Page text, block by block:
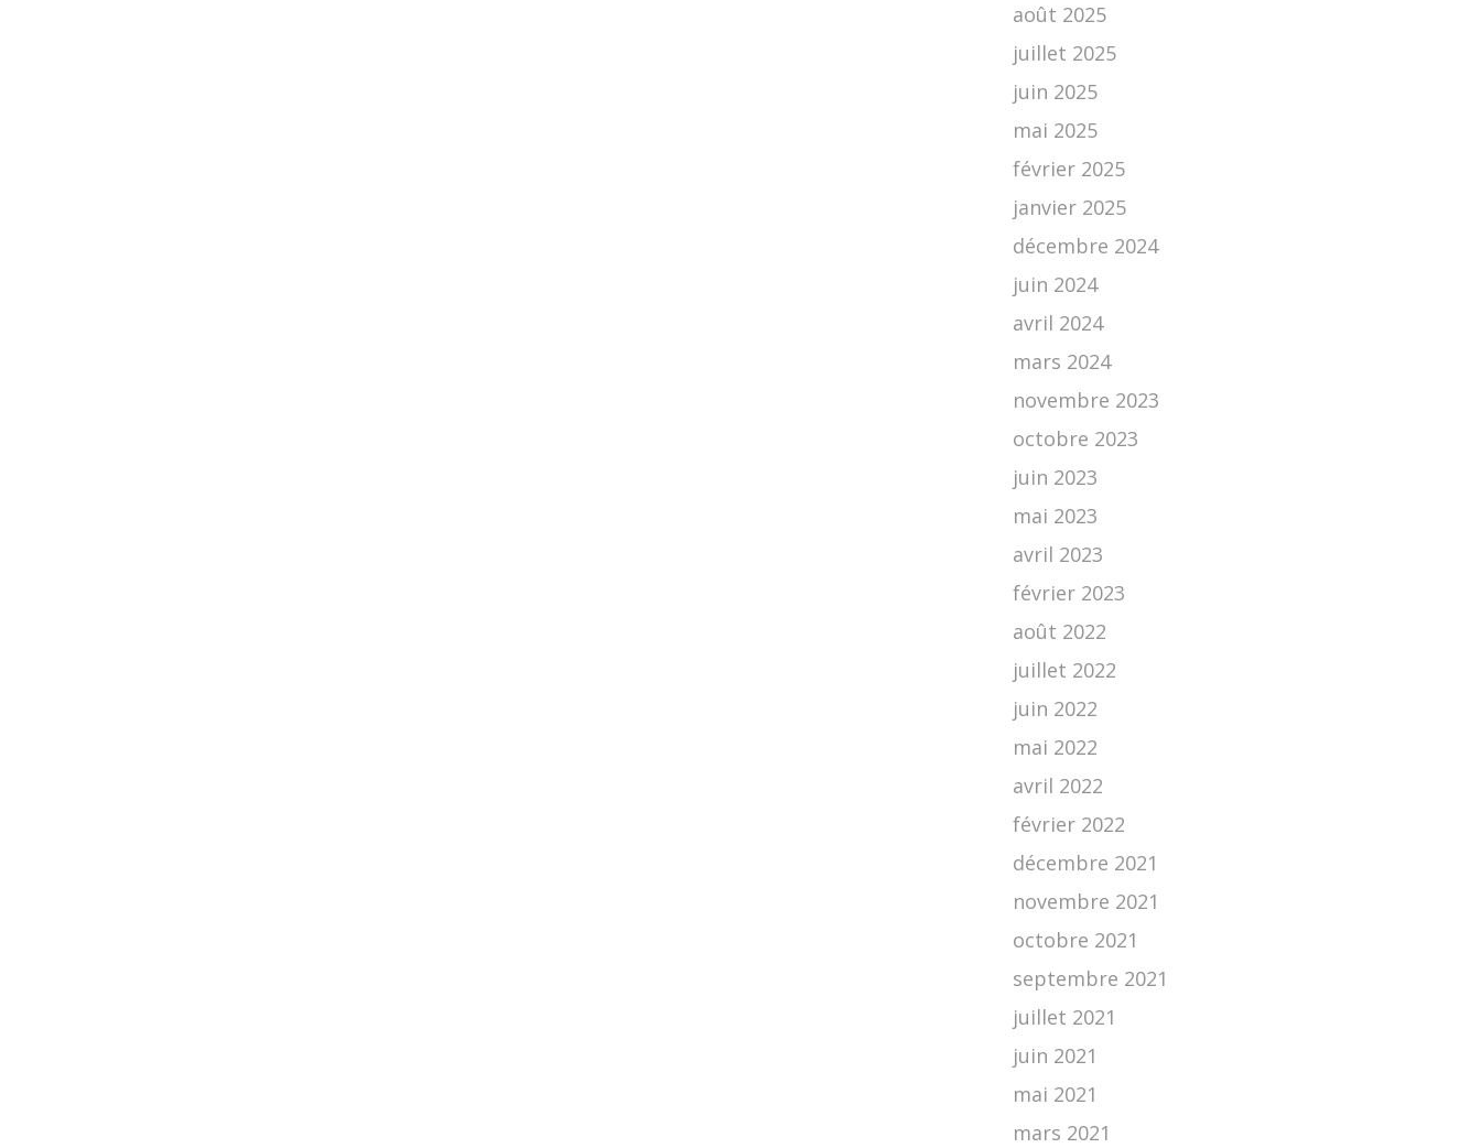
août 2025
juillet 2025
juin 2025
mai 2025
février 2025
janvier 2025
décembre 2024
juin 2024
avril 2024
mars 2024
novembre 2023
octobre 2023
juin 2023
mai 2023
avril 2023
février 2023
août 2022
juillet 2022
juin 2022
mai 2022
avril 2022
février 2022
décembre 2021
novembre 2021
octobre 2021
septembre 2021
juillet 2021
juin 2021
mai 2021
mars 2021